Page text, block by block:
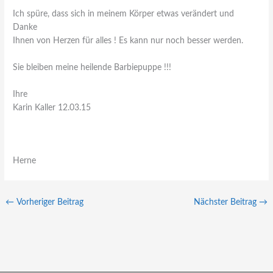
Ich spüre, dass sich in meinem Körper etwas verändert und
Danke
Ihnen von Herzen für alles ! Es kann nur noch besser werden.
Sie bleiben meine heilende Barbiepuppe !!!
Ihre
Karin Kaller 12.03.15
Herne
← Vorheriger Beitrag Nächster Beitrag →